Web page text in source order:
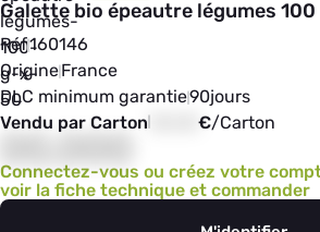
Galette bio épeautre légumes 100
Réf160146
OrigineFrance
DLC minimum garantie90jours
Vendu par Carton
€/Carton
Connectez-vous ou créez votre
voir la fiche technique et commander